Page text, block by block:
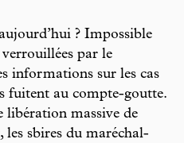
? Impossible
par le
informations sur les cas
fuitent au compte-goutte.
libération massive de
sbires du maréchal-